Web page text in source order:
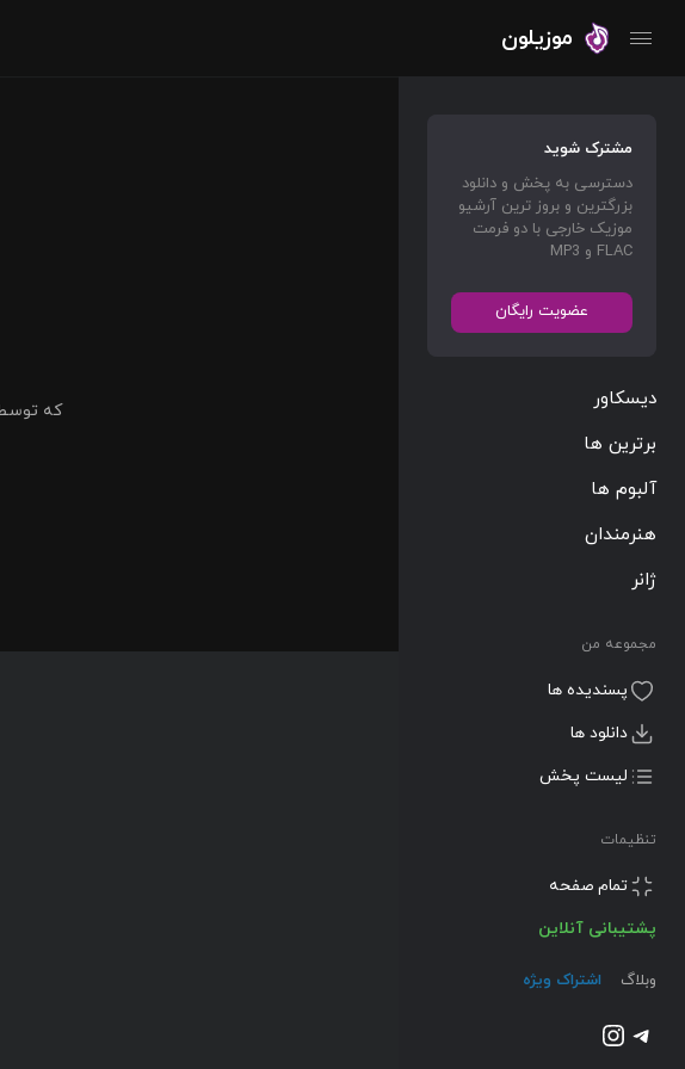
موزیلون
مشترک شوید
دسترسی به پخش و دانلود
بزرگترین و بروز ترین آرشیو
موزیک خارجی با دو فرمت
FLAC و MP3
عضویت رایگان
دیسکاور
برترین ها
آلبوم ها
هنرمندان
ژانر
مجموعه من
پسندیده ها
دانلود ها
لیست پخش
تنظیمات
تمام صفحه
پشتیبانی آنلاین
وبلاگ اشتراک ویژه
تلگراماینستاگرم
Eminem اجرا شده است را میتوانید با دو کیفیت 320 و Flac دریافت کنید.